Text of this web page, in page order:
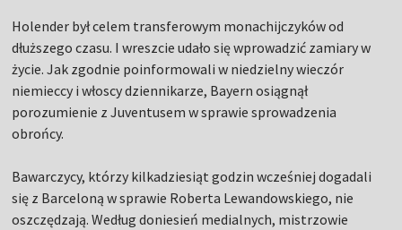
Holender był celem transferowym monachijczyków od
dłuższego czasu. I wreszcie udało się wprowadzić zamiary w
życie. Jak zgodnie poinformowali w niedzielny wieczór
niemieccy i włoscy dziennikarze, Bayern osiągnął
porozumienie z Juventusem w sprawie sprowadzenia
obrońcy.
Bawarczycy, którzy kilkadziesiąt godzin wcześniej dogadali
się z Barceloną w sprawie Roberta Lewandowskiego, nie
oszczędzają. Według doniesień medialnych, mistrzowie